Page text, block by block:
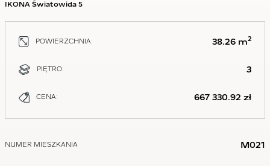
IKONA Światowida 5
POWIERZCHNIA: 38.26 m2
PIĘTRO: 3
CENA: 667 330.92 zł
NUMER MIESZKANIA M021